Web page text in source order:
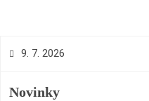
9. 7. 2026
Novinky